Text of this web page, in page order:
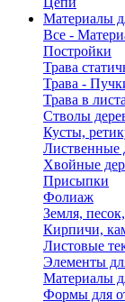
Материалы
Все -
Постройки
Трава
Трава -
Трава в
Стволы
Кусты,
Лиственные
Хвойные
Присыпки
Фолиаж
Земля,
Кирпичи,
Листовые
Элементы
Материалы
Формы для